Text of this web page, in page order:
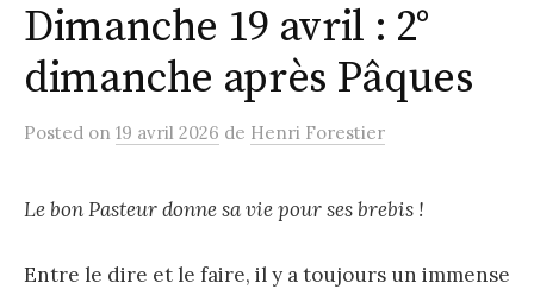
Dimanche 19 avril : 2°
dimanche après Pâques
Posted on 19 avril 2026 de Henri Forestier
Le bon Pasteur donne sa vie pour ses brebis !
Entre le dire et le faire, il y a toujours un immense